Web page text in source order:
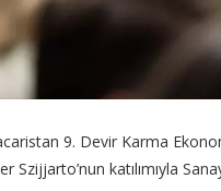
9. Devir Karma
Szijjarto’nun katılımıyla